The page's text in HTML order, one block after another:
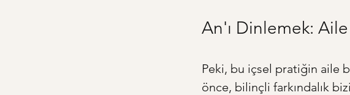
An'ı Dinlemek:
Peki, bu içsel pratiğin aile
önce, bilinçli farkındalık